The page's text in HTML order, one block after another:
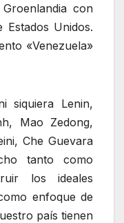
con
Unidos.
«Venezuela»
siquiera Lenin,
Mao Zedong,
Che Guevara
tanto como
los ideales
enfoque de
país tienen